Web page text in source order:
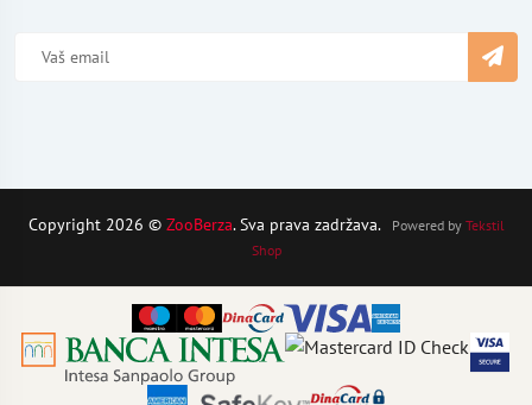
Copyright 2026 © ZooBerza. Sva prava zadržava. Powered by Tekstil
Shop